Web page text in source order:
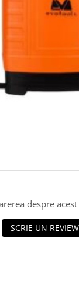
despre
SCRIE UN REVIEW